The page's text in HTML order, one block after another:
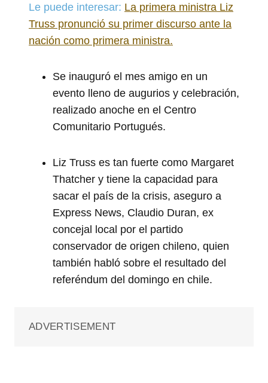
Le puede interesar: La primera ministra Liz
Truss pronunció su primer discurso ante la
nación como primera ministra.
Se inauguró el mes amigo en un
evento lleno de augurios y celebración,
realizado anoche en el Centro
Comunitario Portugués.
Liz Truss es tan fuerte como Margaret
Thatcher y tiene la capacidad para
sacar el país de la crisis, aseguro a
Express News, Claudio Duran, ex
concejal local por el partido
conservador de origen chileno, quien
también habló sobre el resultado del
referéndum del domingo en chile.
ADVERTISEMENT